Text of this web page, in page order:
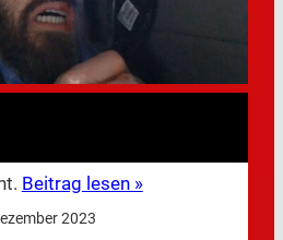
Beitrag lesen »
2023